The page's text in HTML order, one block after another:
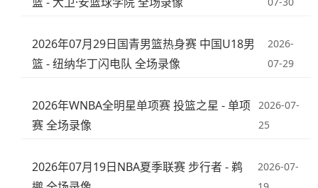
2026年07月29日国青男篮热身赛 中国U18男
篮 - 纽纳华丁闪电队 全场录像
2026-
07-29
2026年WNBA全明星单项赛 投篮之星 - 单项
赛 全场录像
2026-07-
25
2026年07月19日NBA夏季联赛 步行者 - 鹈
2026-07-